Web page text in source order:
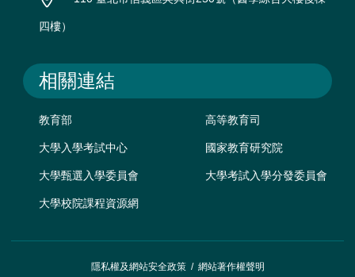
四樓）
相關連結
教育部 高等教育司
大學入學考試中心 國家教育研究院
大學甄選入學委員會 大學考試入學分發委員會
大學校院課程資源網
隱私權及網站安全政策/ 網站著作權聲明